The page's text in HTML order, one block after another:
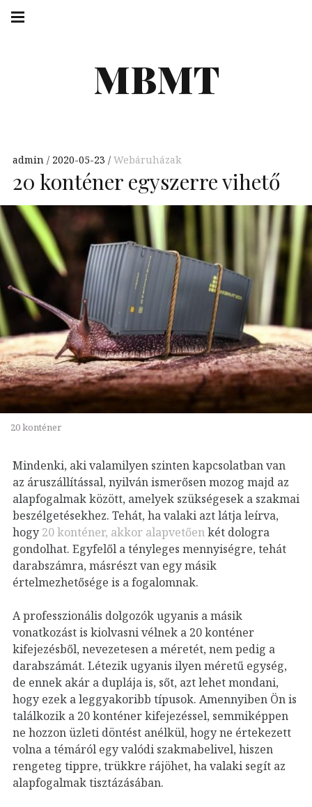
Skip
MBMT
navigation
admin 2020-05-23 Webáruházak
20 konténer egyszerre vihető
20 konténer
Mindenki, aki valamilyen szinten kapcsolatban van
az áruszállítással, nyilván ismerősen mozog majd az
alapfogalmak között, amelyek szükségesek a szakmai
beszélgetésekhez. Tehát, ha valaki azt látja leírva,
hogy 20 konténer, akkor alapvetően két dologra
gondolhat. Egyfelől a tényleges mennyiségre, tehát
darabszámra, másrészt van egy másik
értelmezhetősége is a fogalomnak.
A professzionális dolgozók ugyanis a másik
vonatkozást is kiolvasni vélnek a 20 konténer
kifejezésből, nevezetesen a méretét, nem pedig a
darabszámát. Létezik ugyanis ilyen méretű egység,
de ennek akár a duplája is, sőt, azt lehet mondani,
hogy ezek a leggyakoribb típusok. Amennyiben Ön is
találkozik a 20 konténer kifejezéssel, semmiképpen
ne hozzon üzleti döntést anélkül, hogy ne értekezett
volna a témáról egy valódi szakmabelivel, hiszen
rengeteg tippre, trükkre rájöhet, ha valaki segít az
alapfogalmak tisztázásában.